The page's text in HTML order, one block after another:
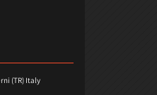
(TR) Italy